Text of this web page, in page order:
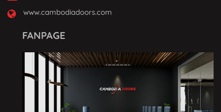
www.cambodiadoors.com
FANPAGE